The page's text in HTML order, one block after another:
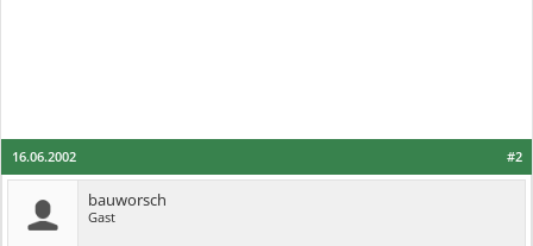
#2
16.06.2002
bauworsch
Gast